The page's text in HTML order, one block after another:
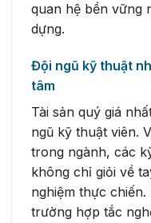
quan hệ bền vững
dựng.
Đội ngũ kỹ thuật
tâm
Tài sản quý giá
ngũ kỹ thuật viên.
trong ngành, các
không chỉ giỏi về
nghiệm thực
trường hợp tắc